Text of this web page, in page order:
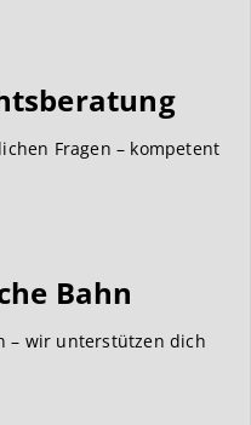
Fragen – kompetent
Bahn
– wir unterstützen dich